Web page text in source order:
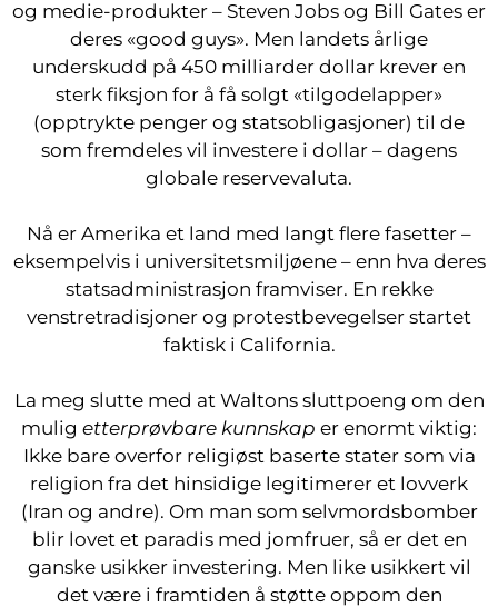
og medie-produkter – Steven Jobs og Bill Gates er
deres «good guys». Men landets årlige
underskudd på 450 milliarder dollar krever en
sterk fiksjon for å få solgt «tilgodelapper»
(opptrykte penger og statsobligasjoner) til de
som fremdeles vil investere i dollar – dagens
globale reservevaluta.
Nå er Amerika et land med langt flere fasetter –
eksempelvis i universitetsmiljøene – enn hva deres
statsadministrasjon framviser. En rekke
venstretradisjoner og protestbevegelser startet
faktisk i California.
La meg slutte med at Waltons sluttpoeng om den
mulig etterprøvbare kunnskap er enormt viktig:
Ikke bare overfor religiøst baserte stater som via
religion fra det hinsidige legitimerer et lovverk
(Iran og andre). Om man som selvmordsbomber
blir lovet et paradis med jomfruer, så er det en
ganske usikker investering. Men like usikkert vil
det være i framtiden å støtte oppom den